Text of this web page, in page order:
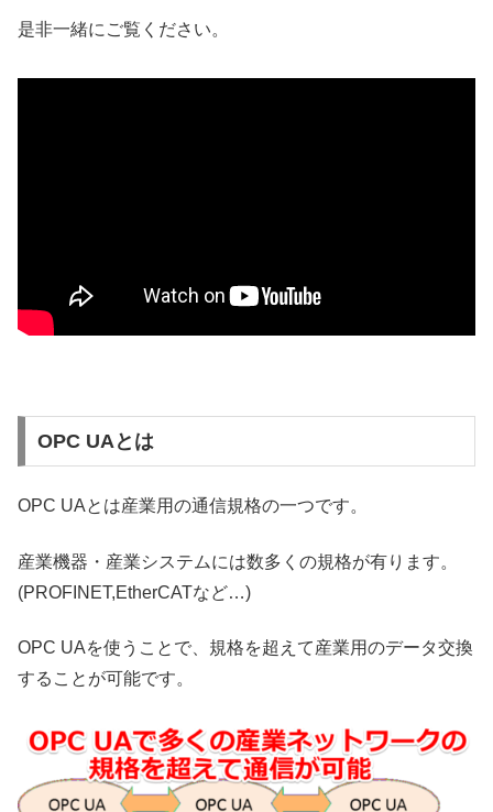
是非一緒にご覧ください。
OPC UAとは
OPC UAとは産業用の通信規格の一つです。
産業機器・産業システムには数多くの規格が有ります。
(PROFINET,EtherCATなど…)
OPC UAを使うことで、規格を超えて産業用のデータ交換
することが可能です。